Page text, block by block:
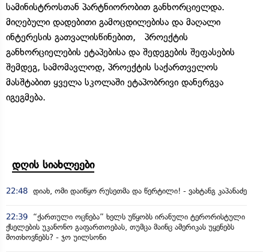
სამინისტროსთან პარტნიორობით განხორციელდა.
მიღებული დადებითი გამოცდილებისა და მაღალი
ინტერესის გათვალისწინებით, პროექტის
განხორციელების ეტაპებისა და შედეგების შეფასების
შემდეგ, სამომავლოდ, პროექტის საქართველოს
მასშტაბით ყველა სკოლაში ეტაპობრივი დანერგვა
იგეგმება.
დღის სიახლეები
22:48 დიახ, ომი დაიწყო რუსეთმა და წერტილი! - ვახტანგ კაპანაძე
22:39
“ქართული ოცნება” ხელს უწყობს ირანული ტერორისტული
ქსელების უკანონო გაფართოებას, თუმცა მაინც ამერიკას უყენებს
მოთხოვნებს? - ჯო უილსონი